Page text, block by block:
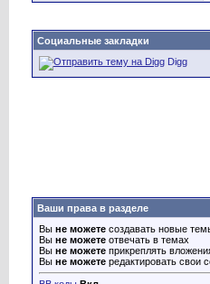
Социальные закладки
Digg
Ваши права в разделе
Вы не можете создавать новые
Вы не можете отвечать в темах
Вы не можете прикреплять
Вы не можете редактировать свои